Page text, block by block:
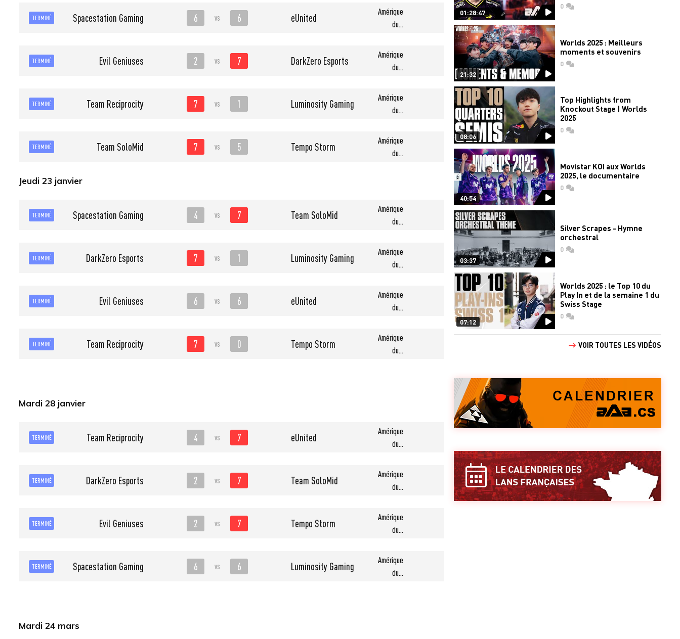
TERMINÉ Spacestation Gaming 6 vs 6 eUnited
Amérique
du...
TERMINÉ Evil Geniuses 2 vs 7 DarkZero Esports
Amérique
du...
TERMINÉ Team Reciprocity 7 vs 1 Luminosity Gaming
Amérique
du...
TERMINÉ Team SoloMid 7 vs 5 Tempo Storm
Amérique
du...
Jeudi 23 janvier
TERMINÉ Spacestation Gaming 4 vs 7 Team SoloMid
Amérique
du...
TERMINÉ DarkZero Esports 7 vs 1 Luminosity Gaming
Amérique
du...
TERMINÉ Evil Geniuses 6 vs 6 eUnited
Amérique
du...
TERMINÉ Team Reciprocity 7 vs 0 Tempo Storm
Amérique
du...
Mardi 28 janvier
TERMINÉ Team Reciprocity 4 vs 7 eUnited
Amérique
du...
TERMINÉ DarkZero Esports 2 vs 7 Team SoloMid
Amérique
du...
TERMINÉ Evil Geniuses 2 vs 7 Tempo Storm
Amérique
du...
TERMINÉ Spacestation Gaming 6 vs 6 Luminosity Gaming
Amérique
du...
Mardi 24 mars
01:28:47
0commentaires
21:32
Worlds 2025 : Meilleurs
moments et souvenirs
0commentaires
08:06
Top Highlights from
Knockout Stage | Worlds
2025
0commentaires
40:54
Movistar KOI aux Worlds
2025, le documentaire
0commentaires
03:37
Silver Scrapes - Hymne
orchestral
0commentaires
07:12
Worlds 2025 : le Top 10 du
Play In et de la semaine 1 du
Swiss Stage
0commentaires
VOIR TOUTES LES VIDÉOS